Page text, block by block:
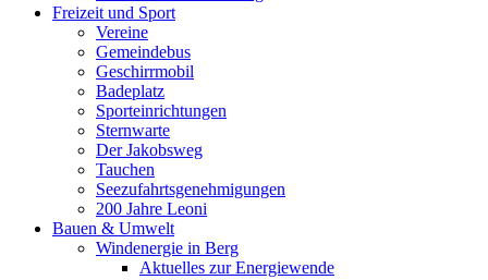
Freizeit und Sport
Vereine
Gemeindebus
Geschirrmobil
Badeplatz
Sporteinrichtungen
Sternwarte
Der Jakobsweg
Tauchen
Seezufahrtsgenehmigungen
200 Jahre Leoni
Bauen & Umwelt
Windenergie in Berg
Aktuelles zur Energiewende